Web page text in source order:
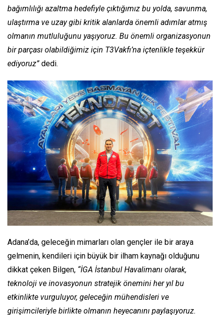
bağımlılığı azaltma hedefiyle çıktığımız bu yolda, savunma,
ulaştırma ve uzay gibi kritik alanlarda önemli adımlar atmış
olmanın mutluluğunu yaşıyoruz. Bu önemli organizasyonun
bir parçası olabildiğimiz için T3Vakfı’na içtenlikle teşekkür
ediyoruz”dedi.
Adana’da, geleceğin mimarları olan gençler ile bir araya
gelmenin, kendileri için büyük bir ilham kaynağı olduğunu
dikkat çeken Bilgen, “İGA İstanbul Havalimanı olarak,
teknoloji ve inovasyonun stratejik önemini her yıl bu
etkinlikte vurguluyor, geleceğin mühendisleri ve
girişimcileriyle birlikte olmanın heyecanını paylaşıyoruz.